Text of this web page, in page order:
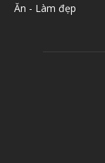
Ăn - Làm đẹp